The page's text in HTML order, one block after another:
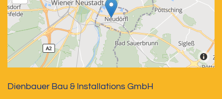
Dienbauer Bau & Installations GmbH